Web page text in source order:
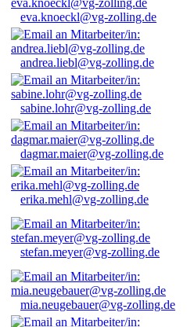
eva.knoeckl@vg-zolling.de
andrea.liebl@vg-zolling.de
sabine.lohr@vg-zolling.de
dagmar.maier@vg-zolling.de
erika.mehl@vg-zolling.de
stefan.meyer@vg-zolling.de
mia.neugebauer@vg-zolling.de